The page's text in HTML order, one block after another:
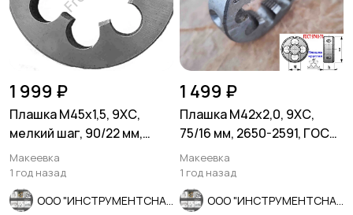
1 999 ₽
Плашка М45х1,5, 9ХС,
мелкий шаг, 90/22 мм,
ГОСТ 7740-71, сделано в
ССС
Макеевка
1 год назад
1 499 ₽
Плашка М42х2,0, 9ХС,
75/16 мм, 2650-2591, ГОСТ
7740-71, СССР.
Макеевка
1 год назад